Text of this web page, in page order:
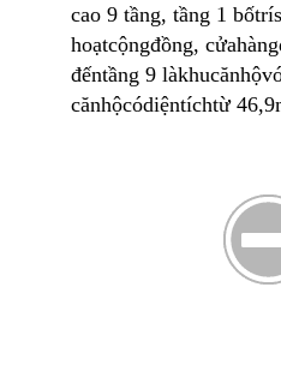
cao9 tầng, tầng 1 bốtrí
hoạtcộngđồng, cửahàng
đếntầng 9 làkhucănhộ
cănhộcódiệntíchtừ